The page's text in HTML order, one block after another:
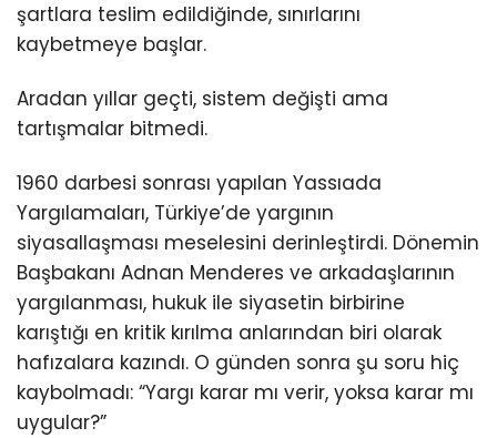
şartlara teslim edildiğinde, sınırlarını
kaybetmeye başlar.
Aradan yıllar geçti, sistem değişti ama
tartışmalar bitmedi.
1960 darbesi sonrası yapılan Yassıada
Yargılamaları, Türkiye’de yargının
siyasallaşması meselesini derinleştirdi. Dönemin
Başbakanı Adnan Menderes ve arkadaşlarının
yargılanması, hukuk ile siyasetin birbirine
karıştığı en kritik kırılma anlarından biri olarak
hafızalara kazındı. O günden sonra şu soru hiç
kaybolmadı: “Yargı karar mı verir, yoksa karar mı
uygular?”